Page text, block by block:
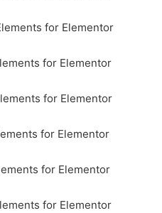
for Elementor
for Elementor
for Elementor
for Elementor
for Elementor
for Elementor